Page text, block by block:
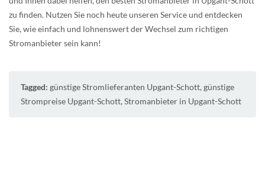
zu finden. Nutzen Sie noch heute unseren Service und entdecken
Sie, wie einfach und lohnenswert der Wechsel zum richtigen
Stromanbieter sein kann!
Tagged: günstige Stromlieferanten Upgant-Schott, günstige
Strompreise Upgant-Schott, Stromanbieter in Upgant-Schott